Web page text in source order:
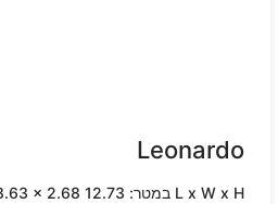
Leonardo
L x W x H במטר: 12.73 x 8.63 x 2.68